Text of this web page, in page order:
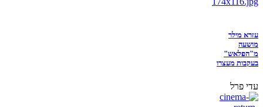
עזרא מילר
מושעה
מ"הפלאש"
בעקבות מעצרו
עדי פרל